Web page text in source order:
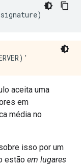
)
aceita uma
em
média no
isso por um
estão em lugares